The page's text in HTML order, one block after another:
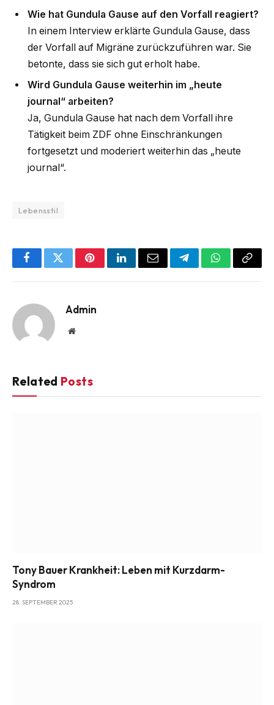
Wie hat Gundula Gause auf den Vorfall reagiert?
In einem Interview erklärte Gundula Gause, dass
der Vorfall auf Migräne zurückzuführen war. Sie
betonte, dass sie sich gut erholt habe.
Wird Gundula Gause weiterhin im „heute
journal“ arbeiten?
Ja, Gundula Gause hat nach dem Vorfall ihre
Tätigkeit beim ZDF ohne Einschränkungen
fortgesetzt und moderiert weiterhin das „heute
journal“.
Lebensstil
FacebookTwitterPinterestLinkedInEmail TelegramWhatsApp
Copy
Admin
Website
Related Posts
Tony Bauer Krankheit: Leben mit Kurzdarm-
Syndrom
28. SEPTEMBER 2025